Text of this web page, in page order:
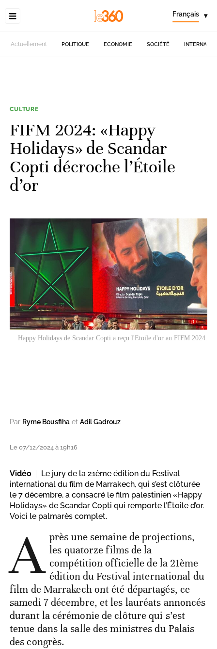
Français ▾
Actuellement POLITIQUE ECONOMIE SOCIÉTÉ
CULTURE
FIFM 2024: «Happy
Holidays» de Scandar
Copti décroche l’Étoile
d’or
Happy Holidays de Scandar Copti a reçu l'Etoile d'or au FIFM 2024.
Par Ryme Bousfiha et Adil Gadrouz
Le 07/12/2024 à 19h16
Vidéo
Le jury de la 21ème édition du Festival
international du film de Marrakech, qui s’est clôturée
le 7 décembre, a consacré le film palestinien «Happy
Holidays» de Scandar Copti qui remporte l’Étoile d’or.
Voici le palmarès complet.
A près une semaine de projections,
les quatorze films de la
compétition officielle de la 21ème
édition du Festival international du
film de Marrakech ont été départagés, ce
samedi 7 décembre, et les lauréats annoncés
durant la cérémonie de clôture qui s’est
tenue dans la salle des ministres du Palais
des congrès.